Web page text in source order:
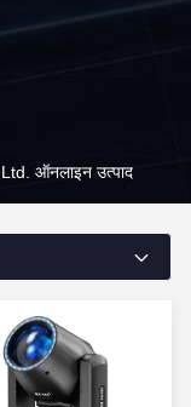
ऑनलाइन उत्पाद